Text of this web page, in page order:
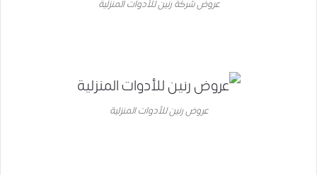
عروض شركة رنين للأدوات المنزلية
عروض رنين للأدوات المنزلية